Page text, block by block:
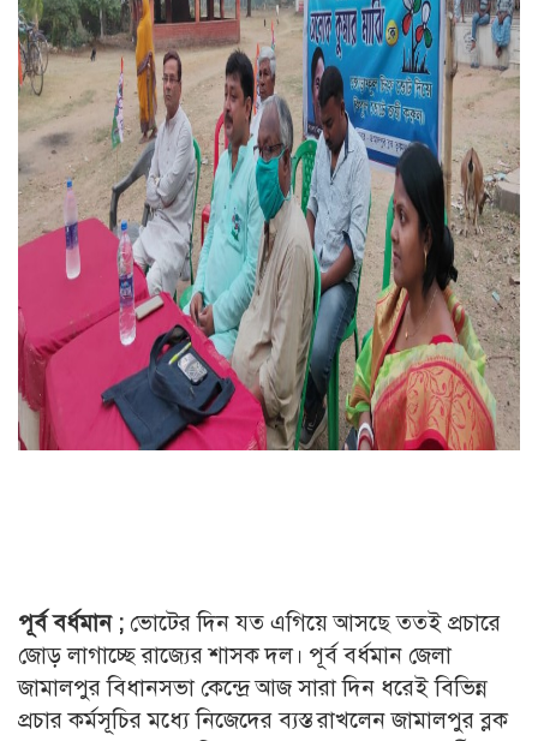
পূর্ব বর্ধমান ; ভোটের দিন যত এগিয়ে আসছে ততই প্রচারে
জোড় লাগাচ্ছে রাজ্যের শাসক দল। পূর্ব বর্ধমান জেলা
জামালপুর বিধানসভা কেন্দ্রে আজ সারা দিন ধরেই বিভিন্ন
প্রচার কর্মসূচির মধ্যে নিজেদের ব্যস্ত রাখলেন জামালপুর ব্লক